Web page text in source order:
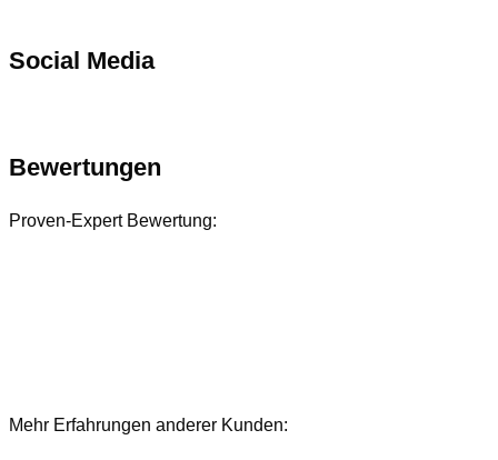
Social Media
Bewertungen
Proven-Expert Bewertung:
Mehr Erfahrungen anderer Kunden: